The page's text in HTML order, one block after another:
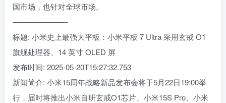
国市场，也针对全球市场。
———————-
标题: 小米史上最强大平板：小米平板 7 Ultra 采用玄戒 O1
旗舰处理器、14 英寸 OLED 屏
发布时间: 2025-05-20T15:27:32.753
新闻简介: 小米15周年战略新品发布会将于5月22日19:00举
行，届时将推出小米自研玄戒O1芯片、小米15S Pro、小米